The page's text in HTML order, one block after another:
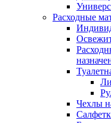
Расходные
Чехлы